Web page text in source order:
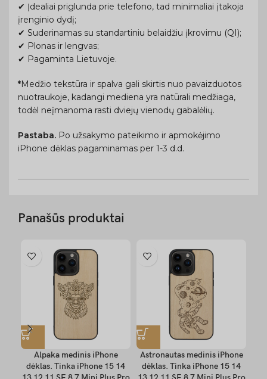
✔ Įdealiai priglunda prie telefono, tad minimaliai įtakoja
įrenginio dydį;
✔ Suderinamas su standartiniu belaidžiu įkrovimu (QI);
✔ Plonas ir lengvas;
✔ Pagaminta Lietuvoje.
*Medžio tekstūra ir spalva gali skirtis nuo pavaizduotos
nuotraukoje, kadangi mediena yra natūrali medžiaga,
todėl neįmanoma rasti dviejų vienodų gabalėlių.
Pastaba. Po užsakymo pateikimo ir apmokėjimo
iPhone dėklas pagaminamas per 1-3 d.d.
Panašūs produktai
Alpaka medinis iPhone
dėklas. Tinka iPhone 15 14
Astronautas medinis iPhone
dėklas. Tinka iPhone 15 14